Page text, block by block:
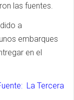
las fuentes.
a
embarques
en el
La Tercera